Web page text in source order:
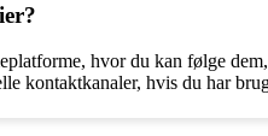
hvor du kan følge
kontaktkanaler, hvis du har